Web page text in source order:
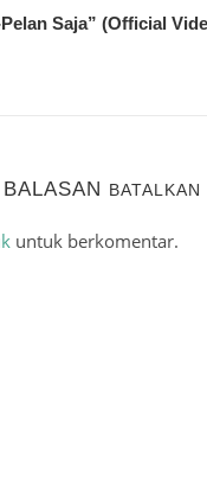
Saja” (Official
BATALKAN
untuk berkomentar.